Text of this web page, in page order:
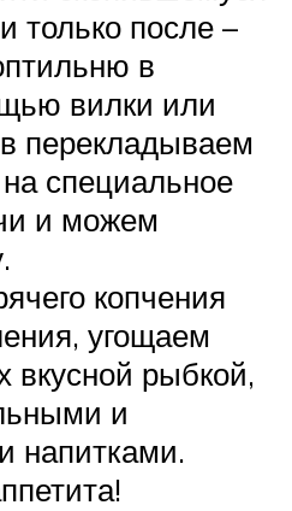
только после –
в
вилки или
перекладываем
специальное
и можем
копчения
угощаем
вкусной рыбкой,
и
напитками.